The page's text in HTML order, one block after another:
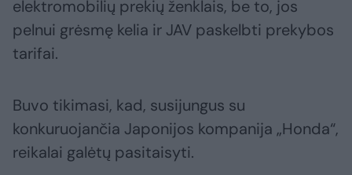
elektromobilių prekių ženklais, be to, jos
pelnui grėsmę kelia ir JAV paskelbti prekybos
tarifai.
Buvo tikimasi, kad, susijungus su
konkuruojančia Japonijos kompanija „Honda“,
reikalai galėtų pasitaisyti.